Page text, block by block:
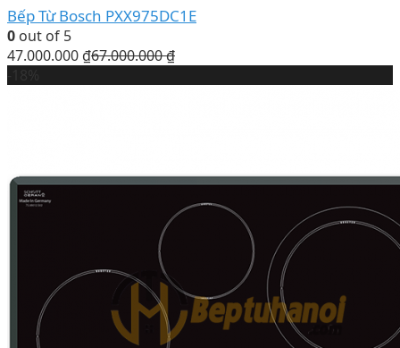
Bếp Từ Bosch PXX975DC1E
0 out of 5
47.000.000 ₫67.000.000₫